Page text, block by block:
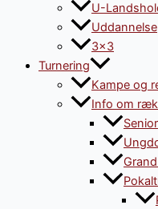
U-
Uddannelse
3×3
Turnering
Kampe og
Info om
Senior